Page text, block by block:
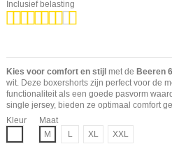
Inclusief belasting
Kies voor comfort en stijl met de Beeren
wit. Deze boxershorts zijn perfect voor de
functionaliteit als een goede pasvorm
single jersey, bieden ze optimaal comfort
Kleur
Maat
M
L XL XXL